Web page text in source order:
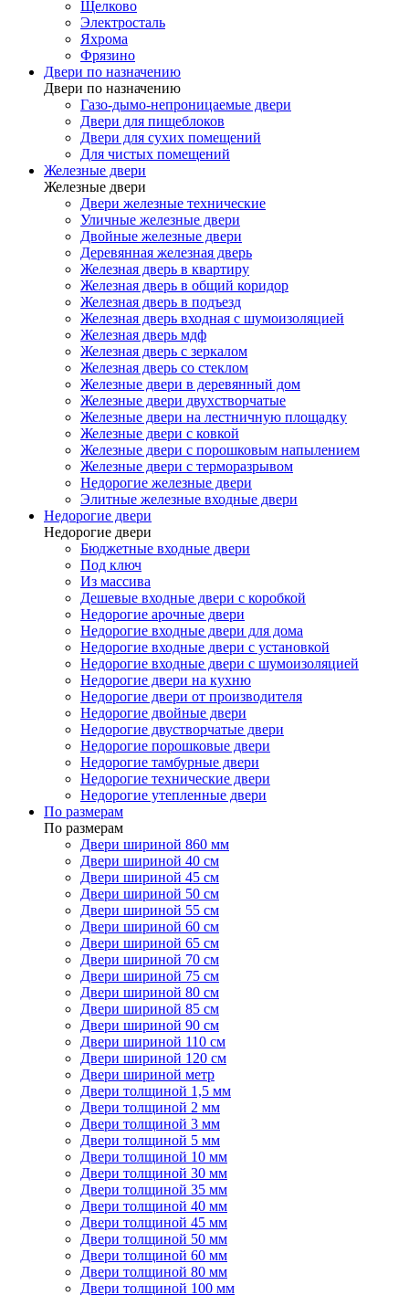
Щелково
Электросталь
Яхрома
Фрязино
Двери по назначению
Двери по назначению
Газо-дымо-непроницаемые двери
Двери для пищеблоков
Двери для сухих помещений
Для чистых помещений
Железные двери
Железные двери
Двери железные технические
Уличные железные двери
Двойные железные двери
Деревянная железная дверь
Железная дверь в квартиру
Железная дверь в общий коридор
Железная дверь в подъезд
Железная дверь входная с шумоизоляцией
Железная дверь мдф
Железная дверь с зеркалом
Железная дверь со стеклом
Железные двери в деревянный дом
Железные двери двухстворчатые
Железные двери на лестничную площадку
Железные двери с ковкой
Железные двери с порошковым напылением
Железные двери с терморазрывом
Недорогие железные двери
Элитные железные входные двери
Недорогие двери
Недорогие двери
Бюджетные входные двери
Под ключ
Из массива
Дешевые входные двери с коробкой
Недорогие арочные двери
Недорогие входные двери для дома
Недорогие входные двери с установкой
Недорогие входные двери с шумоизоляцией
Недорогие двери на кухню
Недорогие двери от производителя
Недорогие двойные двери
Недорогие двустворчатые двери
Недорогие порошковые двери
Недорогие тамбурные двери
Недорогие технические двери
Недорогие утепленные двери
По размерам
По размерам
Двери шириной 860 мм
Двери шириной 40 см
Двери шириной 45 см
Двери шириной 50 см
Двери шириной 55 см
Двери шириной 60 см
Двери шириной 65 см
Двери шириной 70 см
Двери шириной 75 см
Двери шириной 80 см
Двери шириной 85 см
Двери шириной 90 см
Двери шириной 110 см
Двери шириной 120 см
Двери шириной метр
Двери толщиной 1,5 мм
Двери толщиной 2 мм
Двери толщиной 3 мм
Двери толщиной 5 мм
Двери толщиной 10 мм
Двери толщиной 30 мм
Двери толщиной 35 мм
Двери толщиной 40 мм
Двери толщиной 45 мм
Двери толщиной 50 мм
Двери толщиной 60 мм
Двери толщиной 80 мм
Двери толщиной 100 мм